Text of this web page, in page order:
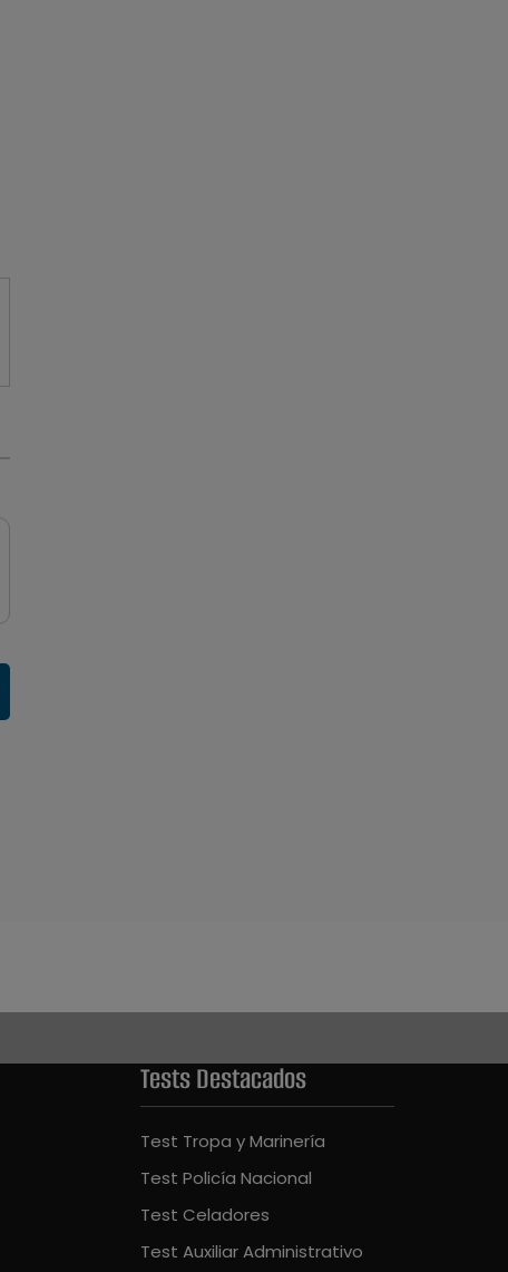
Tests Destacados
Test Tropa y Marinería
Test Policía Nacional
Test Celadores
Test Auxiliar Administrativo